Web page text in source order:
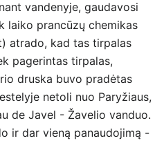
vandenyje, gaudavosi
laiko prancūzų chemikas
atrado, kad tas tirpalas
pagerintas tirpalas,
druska buvo pradėtas
netoli nuo Paryžiaus,
de Javel - Žavelio vanduo.
ir dar vieną panaudojimą -